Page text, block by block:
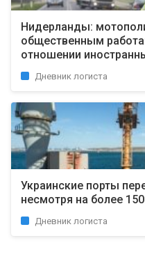
Нидерланды:
общественным
отношении
Дневник логиста
Украинские порты
несмотря на более
Дневник логиста